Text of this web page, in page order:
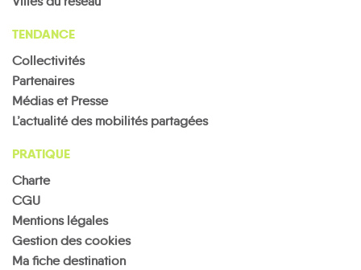
TENDANCE
Collectivités
Partenaires
Médias et Presse
L’actualité des mobilités partagées
PRATIQUE
Charte
CGU
Mentions légales
Gestion des cookies
Ma fiche destination